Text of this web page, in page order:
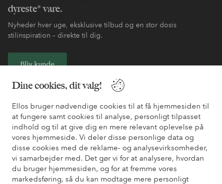
Dine cookies, dit valg!
Ellos bruger nødvendige cookies til at få hjemmesiden til
at fungere samt cookies til analyse, personligt tilpasset
indhold og til at give dig en mere relevant oplevelse på
vores hjemmeside. Vi deler disse personlige data og
disse cookies med de reklame- og analysevirksomheder,
vi samarbejder med. Det gør vi for at analysere, hvordan
du bruger hjemmesiden, og for at fremme vores
markedsføring, så du kan modtage mere personligt
dyreste* vare.
Nyheder hver uge, eksklusive tilbud og en stor dosis
stilinspiration – direkte til dig.
Bliv kunde
* Se tilbudsbetingelser ved registrering
Har du brug for hjælp?
Du kan finde svar på de oftest stillede spørgsmål i vores FAQ.
Du kan også finde oplysninger om, hvordan du kontakter os.
Kundeservice Bestilling Betalingsmåde